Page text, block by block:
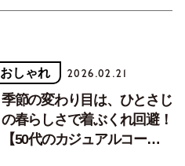
おしゃれ 2026.02.21
季節の変わり目は、ひとさじ
の春らしさで着ぶくれ回避！
【50代のカジュアルコーデ4